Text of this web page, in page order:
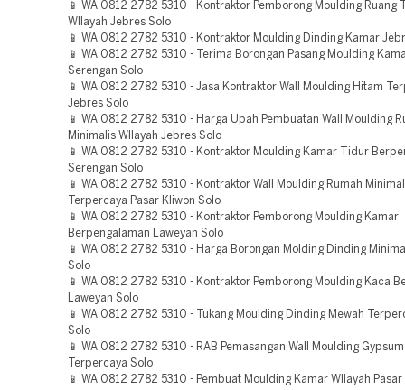
📱 WA 0812 2782 5310 - Kontraktor Pemborong Moulding Ruang
WIlayah Jebres Solo
📱 WA 0812 2782 5310 - Kontraktor Moulding Dinding Kamar
📱 WA 0812 2782 5310 - Terima Borongan Pasang Moulding
Serengan Solo
📱 WA 0812 2782 5310 - Jasa Kontraktor Wall Moulding Hitam
Jebres Solo
📱 WA 0812 2782 5310 - Harga Upah Pembuatan Wall Moulding
Minimalis WIlayah Jebres Solo
📱 WA 0812 2782 5310 - Kontraktor Moulding Kamar Tidur
Serengan Solo
📱 WA 0812 2782 5310 - Kontraktor Wall Moulding Rumah
Terpercaya Pasar Kliwon Solo
📱 WA 0812 2782 5310 - Kontraktor Pemborong Moulding Kamar
Berpengalaman Laweyan Solo
📱 WA 0812 2782 5310 - Harga Borongan Molding Dinding
Solo
📱 WA 0812 2782 5310 - Kontraktor Pemborong Moulding Kaca
Laweyan Solo
📱 WA 0812 2782 5310 - Tukang Moulding Dinding Mewah
Solo
📱 WA 0812 2782 5310 - RAB Pemasangan Wall Moulding
Terpercaya Solo
📱 WA 0812 2782 5310 - Pembuat Moulding Kamar WIlayah Pasar